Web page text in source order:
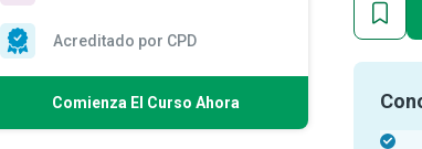
Acreditado por CPD
Comienza El Curso Ahora